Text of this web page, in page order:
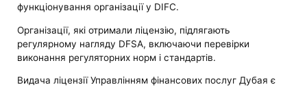
функціонування організації у DIFC.
Організації, які отримали ліцензію, підлягають
регулярному нагляду DFSA, включаючи перевірки
виконання регуляторних норм і стандартів.
Видача ліцензії Управлінням фінансових послуг Дубая є